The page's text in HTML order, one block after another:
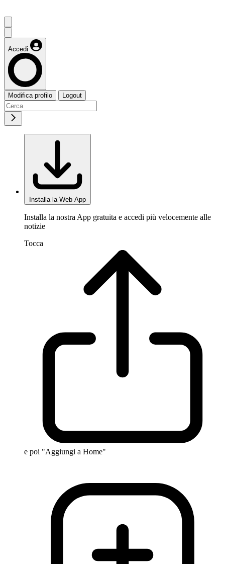
Accedi
Modifica profilo Logout
Installa la Web App
Installa la nostra App gratuita e accedi più velocemente alle
notizie
Tocca
e poi "Aggiungi a Home"